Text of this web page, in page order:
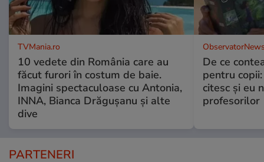
TVMania.ro
10 vedete din România care au
făcut furori în costum de baie.
Imagini spectaculoase cu Antonia,
INNA, Bianca Drăgușanu și alte
dive
De ce
pentru
citesc și eu
profesorilor
PARTENERI